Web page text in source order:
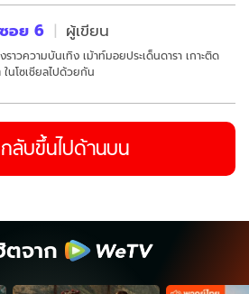
อย 6 ผู้เขียน
ราวความบันเทิง เม้าท์มอยประเด็นดารา เกาะติด
ในโซเชียลไปด้วยกัน
กลับขึ้นไปด้านบน
จาก